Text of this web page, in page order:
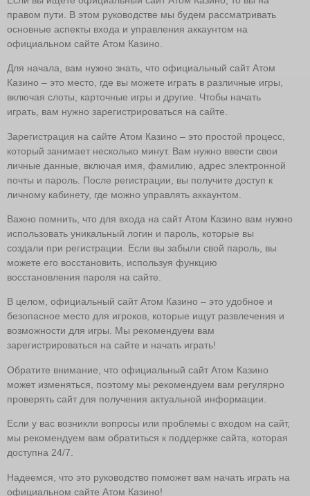
правом пути. В этом руководстве мы будем рассматривать
основные аспекты входа и управления аккаунтом на
официальном сайте Атом Казино.
Для начала, вам нужно знать, что официальный сайт Атом
Казино – это место, где вы можете играть в различные игры,
включая слоты, карточные игры и другие. Чтобы начать
играть, вам нужно зарегистрироваться на сайте.
Зарегистрация на сайте Атом Казино – это простой процесс,
который занимает несколько минут. Вам нужно ввести свои
личные данные, включая имя, фамилию, адрес электронной
почты и пароль. После регистрации, вы получите доступ к
личному кабинету, где можно управлять аккаунтом.
Важно помнить, что для входа на сайт Атом Казино вам нужно
использовать уникальный логин и пароль, которые вы
создали при регистрации. Если вы забыли свой пароль, вы
можете его восстановить, используя функцию
восстановления пароля на сайте.
В целом, официальный сайт Атом Казино – это удобное и
безопасное место для игроков, которые ищут развлечения и
возможности для игры. Мы рекомендуем вам
зарегистрироваться на сайте и начать играть!
Обратите внимание, что официальный сайт Атом Казино
может изменяться, поэтому мы рекомендуем вам регулярно
проверять сайт для получения актуальной информации.
Если у вас возникли вопросы или проблемы с входом на сайт,
мы рекомендуем вам обратиться к поддержке сайта, которая
доступна 24/7.
Надеемся, что это руководство поможет вам начать играть на
официальном сайте Атом Казино!